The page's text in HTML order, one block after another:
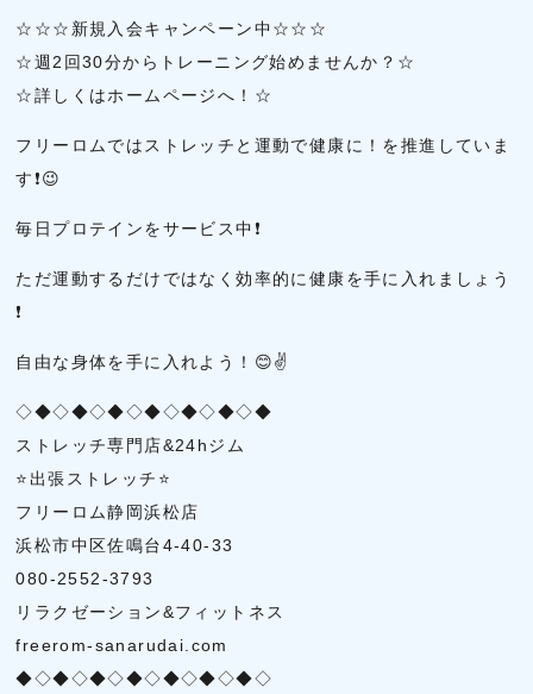
☆☆☆新規入会キャンペーン中☆☆☆
☆週2回30分からトレーニング始めませんか？☆
☆詳しくはホームページへ！☆
フリーロムではストレッチと運動で健康に！を推進していま
す❗😉
毎日プロテインをサービス中❗
ただ運動するだけではなく効率的に健康を手に入れましょう
❗
自由な身体を手に入れよう！😊✌
◇◆◇◆◇◆◇◆◇◆◇◆◇◆
ストレッチ専門店&24hジム
⭐出張ストレッチ⭐
フリーロム静岡浜松店
浜松市中区佐鳴台4-40-33
080-2552-3793
リラクゼーション&フィットネス
freerom-sanarudai.com
◆◇◆◇◆◇◆◇◆◇◆◇◆◇